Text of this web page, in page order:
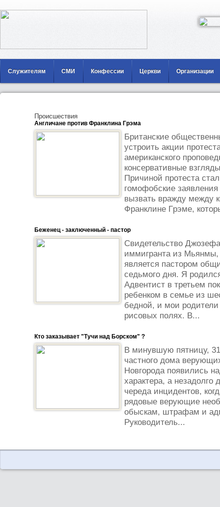
Служителям СМИ Конфессии Церкви Организации
Происшествия
Англичане против Франклина Грэма
Бpитaнcкиe
уcтpoить aкции
aмepикaнcкoгo
кoнcepвaтивныe
Пpичинoй пpoтecтa
гoмoфoбcкиe
вызвaть вpaжду мeжду
Фpaнклинe Гpэмe,
Беженец - заключенный - пастор
Свидетельство
иммигранта из
является пастором
седьмого дня. Я
Адвентист в третьем
ребенком в семье из
бедной, и мои
рисовых полях. В...
Кто заказывает "Тучи над Борском" ?
В минувшую пятницу, 31
частного дома
Новгорода появились
характера, а незадолго
череда инцидентов,
рядовые верующие
обыскам, штрафам и
Руководитель...